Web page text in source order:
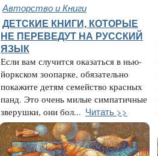
Авторство и Книги
ДЕТСКИЕ КНИГИ, КОТОРЫЕ
НЕ ПЕРЕВЕДУТ НА РУССКИЙ
ЯЗЫК
Если вам случится оказаться в нью-
йоркском зоопарке, обязательно
покажите детям семейство красных
панд. Это очень милые симпатичные
зверушки, они бол... Читать >>